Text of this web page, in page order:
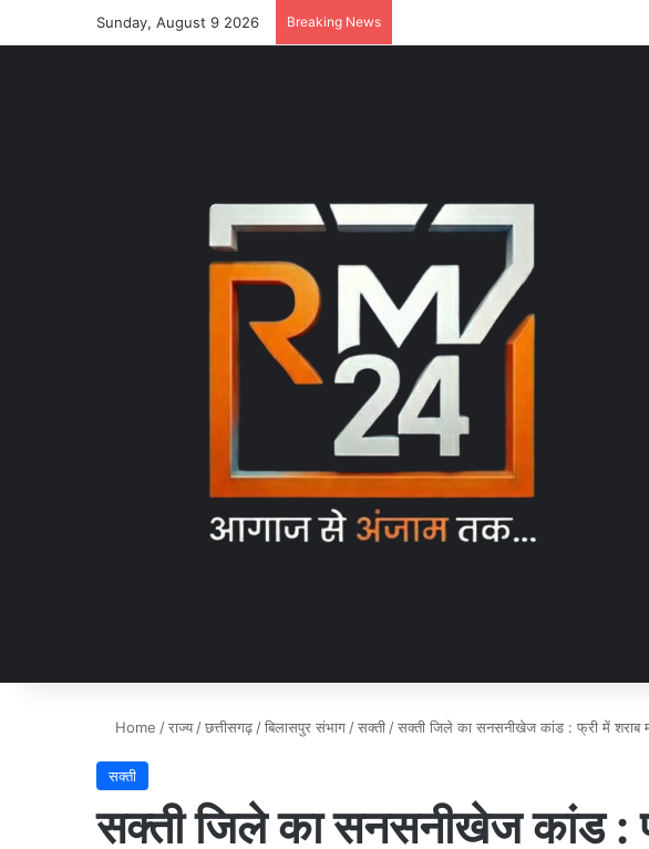
Sunday, August 9 2026 Breaking News
Home /राज्य /छत्तीसगढ़ /बिलासपुर संभाग /सक्ती /सक्ती जिले का सनसनीखेज कांड : फ्री में शराब
सक्ती
सक्ती जिले का सनसनीखेज कांड :